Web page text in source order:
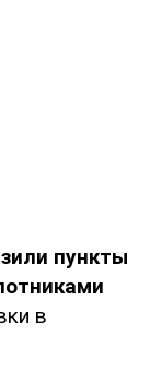
пункты
в